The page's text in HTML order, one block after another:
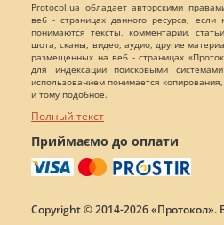
Protocol.ua обладает авторскими
веб - страницах данного ресурса,
понимаются тексты, комментарии,
шота, сканы, видео, аудио, другие
размещенных на веб - страницах
для индексации поисковыми
использованием понимается
и тому подобное.
Полный текст
Приймаємо до оплати
Copyright © 2014-2026